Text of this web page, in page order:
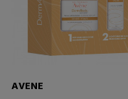
AVENE